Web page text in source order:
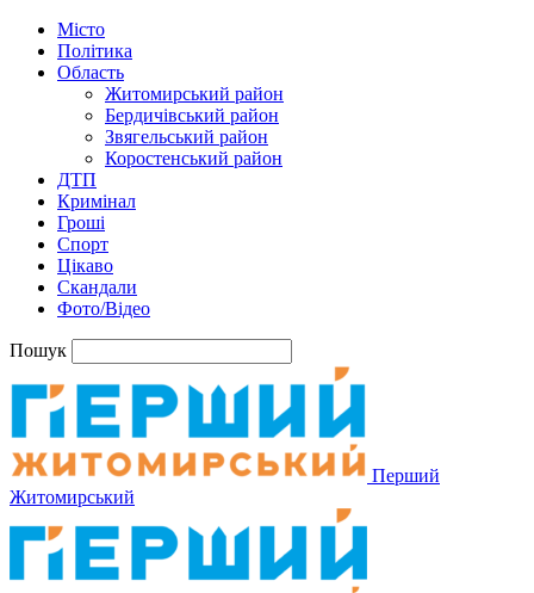
Місто
Політика
Область
Житомирський район
Бердичівський район
Звягельський район
Коростенський район
ДТП
Кримінал
Гроші
Спорт
Цікаво
Скандали
Фото/Відео
Пошук
Перший
Житомирський